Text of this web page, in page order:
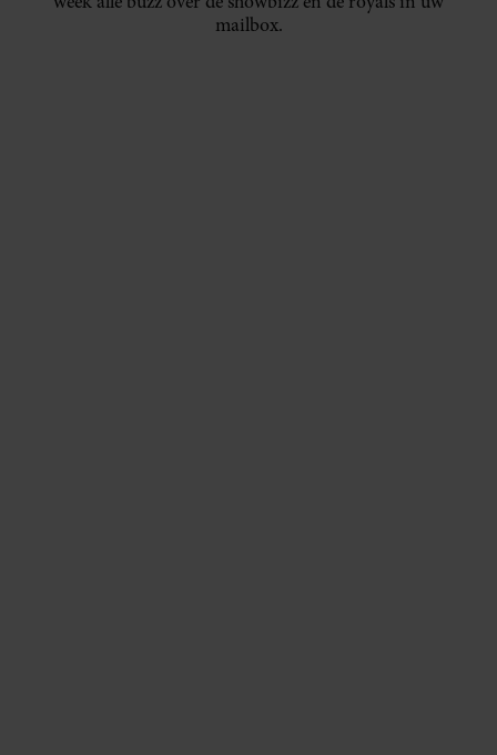
mailbox.